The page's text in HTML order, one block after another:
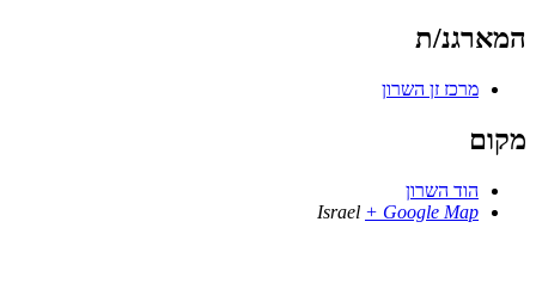
המארגנ/ת
מרכז זן השרון
מקום
הוד השרון
Israel + Google Map